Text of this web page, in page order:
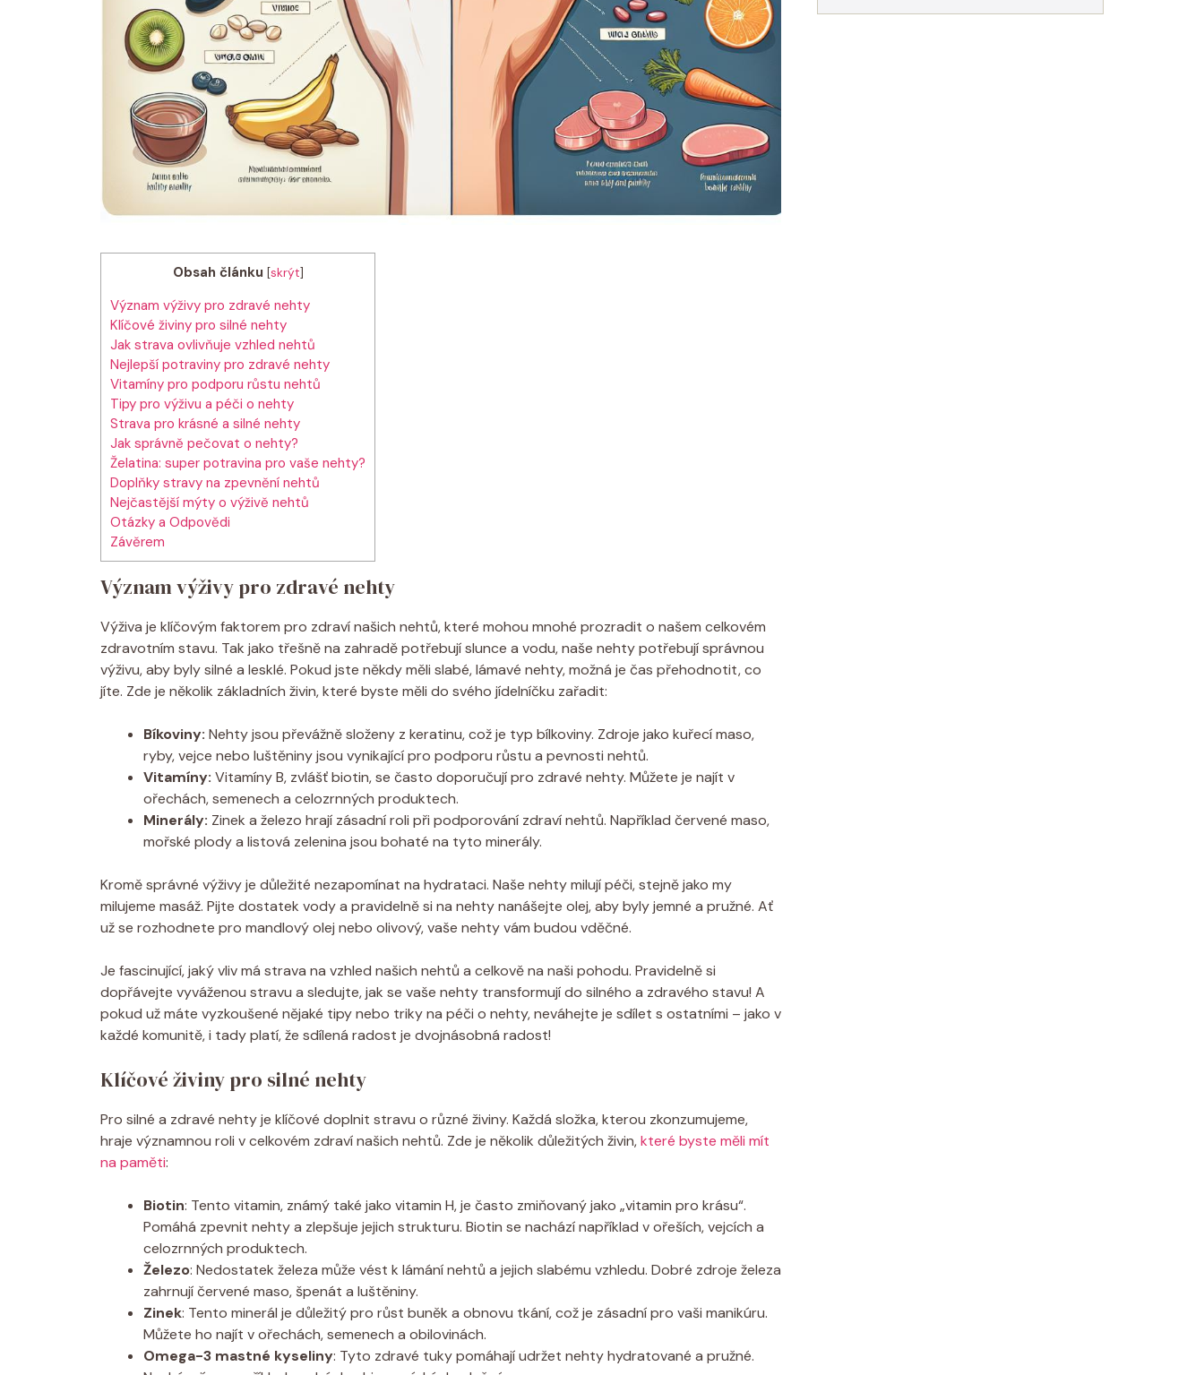
Obsah článku [skrýt]
Význam výživy pro zdravé nehty
Klíčové živiny pro silné nehty
Jak strava ovlivňuje vzhled nehtů
Nejlepší potraviny pro zdravé nehty
Vitamíny pro podporu růstu nehtů
Tipy pro výživu a péči o nehty
Strava pro krásné a silné nehty
Jak správně pečovat o nehty?
Želatina: super potravina pro vaše nehty?
Doplňky stravy na zpevnění nehtů
Nejčastější mýty o výživě nehtů
Otázky a Odpovědi
Závěrem
Význam výživy pro zdravé nehty
Výživa je klíčovým faktorem pro zdraví našich nehtů, které mohou mnohé prozradit o našem celkovém
zdravotním stavu. Tak jako třešně na zahradě potřebují slunce a vodu, naše nehty potřebují správnou
výživu, aby byly silné a lesklé. Pokud jste někdy měli slabé, lámavé nehty, možná je čas přehodnotit, co
jíte. Zde je několik základních živin, které byste měli do svého jídelníčku zařadit:
Bíkoviny: Nehty jsou převážně složeny z keratinu, což je typ bílkoviny. Zdroje jako kuřecí maso,
ryby, vejce nebo luštěniny jsou vynikající pro podporu růstu a pevnosti nehtů.
Vitamíny: Vitamíny B, zvlášť biotin, se často doporučují pro zdravé nehty. Můžete je najít v
ořechách, semenech a celozrnných produktech.
Minerály: Zinek a železo hrají zásadní roli při podporování zdraví nehtů. Například červené maso,
mořské plody a listová zelenina jsou bohaté na tyto minerály.
Kromě správné výživy je důležité nezapomínat na hydrataci. Naše nehty milují péči, stejně jako my
milujeme masáž. Pijte dostatek vody a pravidelně si na nehty nanášejte olej, aby byly jemné a pružné. Ať
už se rozhodnete pro mandlový olej nebo olivový, vaše nehty vám budou vděčné.
Je fascinující, jaký vliv má strava na vzhled našich nehtů a celkově na naši pohodu. Pravidelně si
dopřávejte vyváženou stravu a sledujte, jak se vaše nehty transformují do silného a zdravého stavu! A
pokud už máte vyzkoušené nějaké tipy nebo triky na péči o nehty, neváhejte je sdílet s ostatními – jako v
každé komunitě, i tady platí, že sdílená radost je dvojnásobná radost!
Klíčové živiny pro silné nehty
Pro silné a zdravé nehty je klíčové doplnit stravu o různé živiny. Každá složka, kterou zkonzumujeme,
hraje významnou roli v celkovém zdraví našich nehtů. Zde je několik důležitých živin,které byste měli mít
na paměti:
Biotin: Tento vitamin, známý také jako vitamin H, je často zmiňovaný jako „vitamin pro krásu“.
Pomáhá zpevnit nehty a zlepšuje jejich strukturu. Biotin se nachází například v ořeších, vejcích a
celozrnných produktech.
Železo: Nedostatek železa může vést k lámání nehtů a jejich slabému vzhledu. Dobré zdroje železa
zahrnují červené maso, špenát a luštěniny.
Zinek: Tento minerál je důležitý pro růst buněk a obnovu tkání, což je zásadní pro vaši manikúru.
Můžete ho najít v ořechách, semenech a obilovinách.
Omega-3 mastné kyseliny: Tyto zdravé tuky pomáhají udržet nehty hydratované a pružné.